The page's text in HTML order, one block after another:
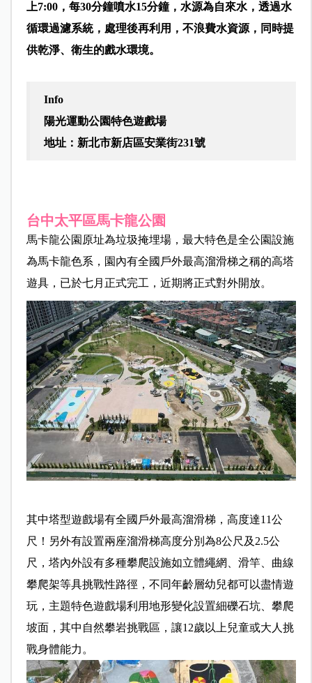
上7:00，每30分鐘噴水15分鐘，水源為自來水，透過水
循環過濾系統，處理後再利用，不浪費水資源，同時提
供乾淨、衛生的戲水環境。
Info
陽光運動公園特色遊戲場
地址：新北市新店區安業街231號
台中太平區馬卡龍公園
馬卡龍公園原址為垃圾掩埋場，最大特色是全公園設施
為馬卡龍色系，園內有全國戶外最高溜滑梯之稱的高塔
遊具，已於七月正式完工，近期將正式對外開放。
其中塔型遊戲場有全國戶外最高溜滑梯，高度達11公
尺！另外有設置兩座溜滑梯高度分別為8公尺及2.5公
尺，塔內外設有多種攀爬設施如立體繩網、滑竿、曲線
攀爬架等具挑戰性路徑，不同年齡層幼兒都可以盡情遊
玩，主題特色遊戲場利用地形變化設置細礫石坑、攀爬
坡面，其中自然攀岩挑戰區，讓12歲以上兒童或大人挑
戰身體能力。